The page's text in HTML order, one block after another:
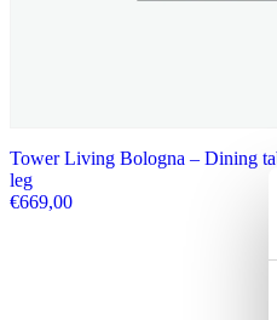
Tower Living Bologna – Dining
leg
€669,00